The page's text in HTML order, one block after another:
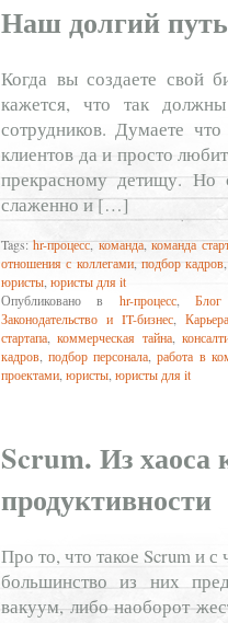
Наш долгий
Когда вы создаете свой
кажется, что так
сотрудников. Думаете
клиентов да и просто
прекрасному детищу. Но
слаженно и […]
Tags:hr-процесс,команда,команда
отношения с коллегами,подбор кадров
юристы юристы для it
Опубликовано в hr-процесс,
Законодательство и IT-бизнес
стартапа ,коммерческая тайна,
кадров ,подбор персонала ,работа в
проектами юристы юристы для it
Scrum. Из хаоса
продуктивности
Про то, что такое Scrum и
большинство из них
вакуум, либо наоборот